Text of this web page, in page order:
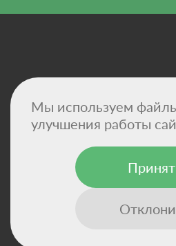
Договор-
Реквизиты
© 2026 - VitaHemp —
Мы используем
улучшения работы